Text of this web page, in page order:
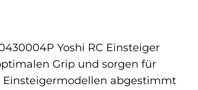
Yoshi RC Einsteiger
Grip und sorgen für
Einsteigermodellen abgestimmt